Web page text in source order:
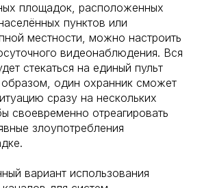
площадок, расположенных
пунктов или
местности, можно настроить
видеонаблюдения. Вся
стекаться на единый пульт
один охранник сможет
сразу на нескольких
своевременно отреагировать
злоупотребления
вариант использования